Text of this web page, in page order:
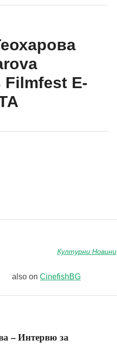
Културни Новини
also on CinefishBG
– Интервю за